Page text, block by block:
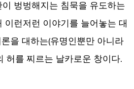
벙벙해지는 침묵을 유도하는
런저런 이야기를 늘어놓는 대
을 대하는(유명인뿐만 아니라
허를 찌르는 날카로운 창이다.